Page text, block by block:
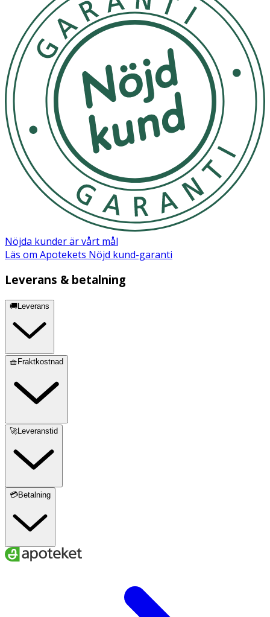
Nöjda kunder är vårt mål
Läs om Apotekets Nöjd kund-garanti
Leverans & betalning
🚚Leverans
🧺Fraktkostnad
🚀Leveranstid
💳Betalning